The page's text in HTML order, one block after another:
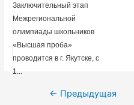
Заключительный этап
Межрегиональной
олимпиады школьников
«Высшая проба»
проводится в г. Якутске, с
1...
Навигация
← Предыдущая